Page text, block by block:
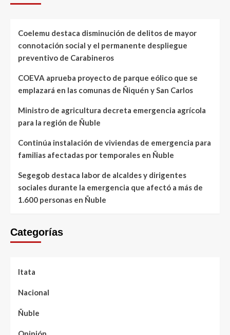
Coelemu destaca disminución de delitos de mayor
connotación social y el permanente despliegue
preventivo de Carabineros
COEVA aprueba proyecto de parque eólico que se
emplazará en las comunas de Ñiquén y San Carlos
Ministro de agricultura decreta emergencia agrícola
para la región de Ñuble
Continúa instalación de viviendas de emergencia para
familias afectadas por temporales en Ñuble
Segegob destaca labor de alcaldes y dirigentes
sociales durante la emergencia que afectó a más de
1.600 personas en Ñuble
Categorías
Itata
Nacional
Ñuble